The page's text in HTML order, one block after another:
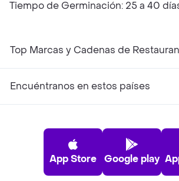
Tiempo de Germinación: 25 a 40
Top Marcas y Cadenas de
Encuéntranos en estos países
App Store Google play